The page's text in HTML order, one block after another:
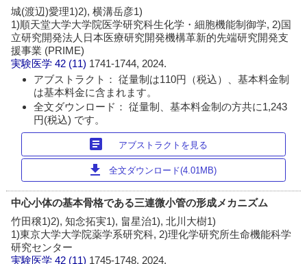
城(渡辺)愛理1)2), 横溝岳彦1)
1)順天堂大学大学院医学研究科生化学・細胞機能制御学, 2)国
立研究開発法人日本医療研究開発機構革新的先端研究開発支
援事業 (PRIME)
実験医学 42 (11) 1741-1744, 2024.
アブストラクト： 従量制は110円（税込）、基本料金制
は基本料金に含まれます。
全文ダウンロード： 従量制、基本料金制の方共に1,243
円(税込) です。
article アブストラクトを見る
download 全文ダウンロード(4.01MB)
中心小体の基本骨格である三連微小管の形成メカニズム
竹田穣1)2), 知念拓実1), 畠星治1), 北川大樹1)
1)東京大学大学院薬学系研究科, 2)理化学研究所生命機能科学
研究センター
実験医学 42 (11) 1745-1748, 2024.